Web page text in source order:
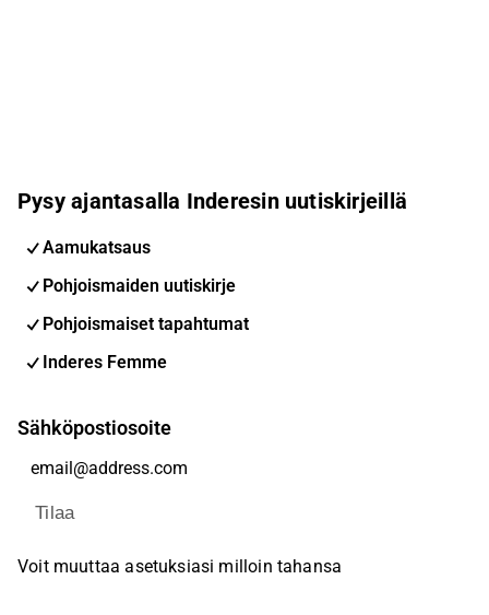
Pysy ajantasalla Inderesin uutiskirjeillä
Aamukatsaus
Pohjoismaiden uutiskirje
Pohjoismaiset tapahtumat
Inderes Femme
Sähköpostiosoite
Tilaa
Voit muuttaa asetuksiasi milloin tahansa